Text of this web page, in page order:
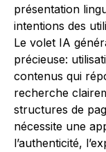
présentation
intentions des
Le volet IA
précieuse:
contenus qui
recherche
structures de
nécessite une
l’authenticité,